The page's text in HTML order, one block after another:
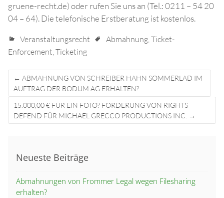
gruene-recht.de) oder rufen Sie uns an (Tel.: 0211 – 54 20
04 – 64). Die telefonische Erstberatung ist kostenlos.
Veranstaltungsrecht Abmahnung,Ticket-
Enforcement,Ticketing
Post
navigation
← ABMAHNUNG VON SCHREIBER HAHN SOMMERLAD IM
AUFTRAG DER BODUM AG ERHALTEN?
15.000,00 € FÜR EIN FOTO? FORDERUNG VON RIGHTS
DEFEND FÜR MICHAEL GRECCO PRODUCTIONS INC. →
Neueste Beiträge
Abmahnungen von Frommer Legal wegen Filesharing
erhalten?